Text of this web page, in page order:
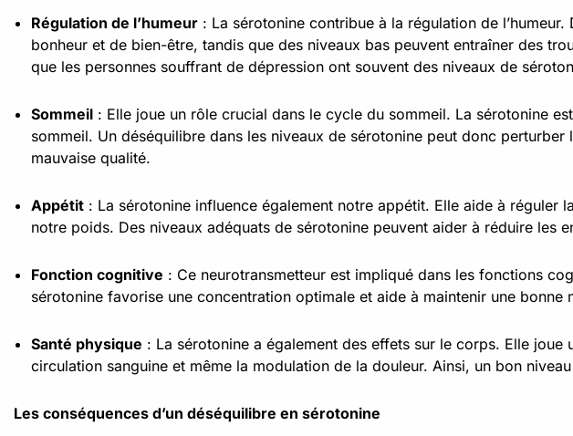
Régulation de l’humeur : La sérotonine contribue à la régulation de
bonheur et de bien-être, tandis que des niveaux bas peuvent entraîner des
que les personnes souffrant de dépression ont souvent des niveaux de
Sommeil : Elle joue un rôle crucial dans le cycle du sommeil. La sérotonine
sommeil. Un déséquilibre dans les niveaux de sérotonine peut donc
mauvaise qualité.
Appétit : La sérotonine influence également notre appétit. Elle aide à réguler
notre poids. Des niveaux adéquats de sérotonine peuvent aider à réduire les
Fonction cognitive : Ce neurotransmetteur est impliqué dans les fonctions
sérotonine favorise une concentration optimale et aide à maintenir une bonne
Santé physique : La sérotonine a également des effets sur le corps. Elle
circulation sanguine et même la modulation de la douleur. Ainsi, un bon
Les conséquences d’un déséquilibre en sérotonine